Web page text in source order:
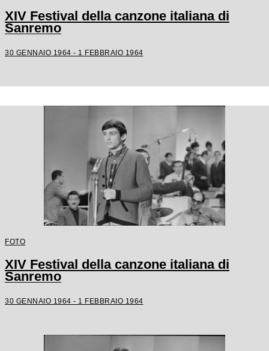
XIV Festival della canzone italiana di
Sanremo
30 GENNAIO 1964 - 1 FEBBRAIO 1964
FOTO
XIV Festival della canzone italiana di
Sanremo
30 GENNAIO 1964 - 1 FEBBRAIO 1964